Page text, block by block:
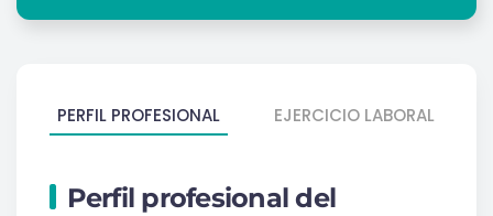
PERFIL PROFESIONAL EJERCICIO LABORAL
Perfil profesional del